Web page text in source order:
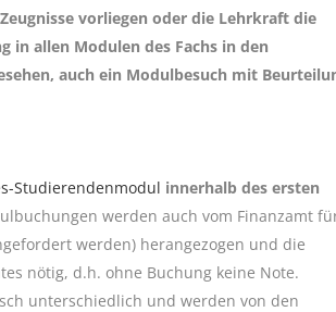
vorliegen oder die Lehrkraft die
in allen Modulen des Fachs in den
auch ein Modulbesuch mit
Studierendenmodul innerhalb des ersten
werden auch vom Finanzamt
werden) herangezogen und die
nötig, d.h. ohne Buchung keine Note.
unterschiedlich und werden von den